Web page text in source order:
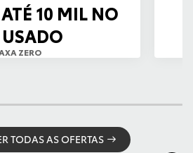
10 MIL NO
ZERO
TODAS AS OFERTAS